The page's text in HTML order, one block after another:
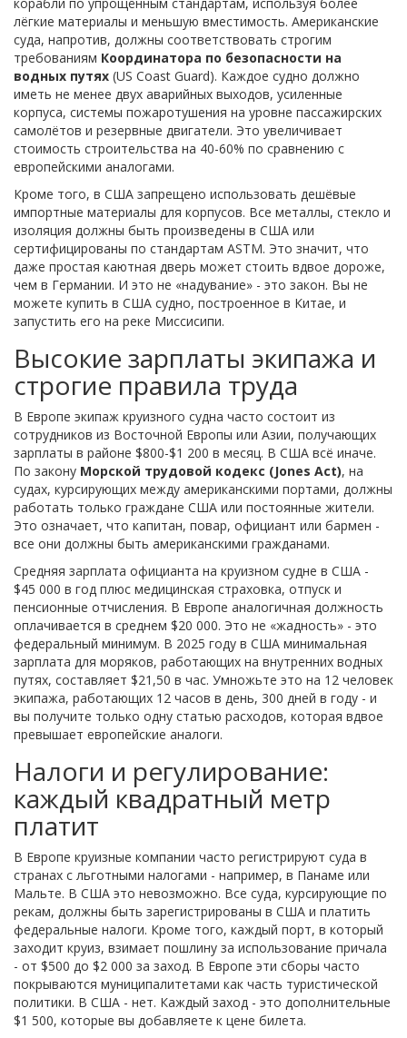
корабли по упрощённым стандартам, используя более
лёгкие материалы и меньшую вместимость. Американские
суда, напротив, должны соответствовать строгим
требованиям Координатора по безопасности на
водных путях (US Coast Guard). Каждое судно должно
иметь не менее двух аварийных выходов, усиленные
корпуса, системы пожаротушения на уровне пассажирских
самолётов и резервные двигатели. Это увеличивает
стоимость строительства на 40-60% по сравнению с
европейскими аналогами.
Кроме того, в США запрещено использовать дешёвые
импортные материалы для корпусов. Все металлы, стекло и
изоляция должны быть произведены в США или
сертифицированы по стандартам ASTM. Это значит, что
даже простая каютная дверь может стоить вдвое дороже,
чем в Германии. И это не «надувание» - это закон. Вы не
можете купить в США судно, построенное в Китае, и
запустить его на реке Миссисипи.
Высокие зарплаты экипажа и
строгие правила труда
В Европе экипаж круизного судна часто состоит из
сотрудников из Восточной Европы или Азии, получающих
зарплаты в районе $800-$1 200 в месяц. В США всё иначе.
По закону Морской трудовой кодекс (Jones Act), на
судах, курсирующих между американскими портами, должны
работать только граждане США или постоянные жители.
Это означает, что капитан, повар, официант или бармен -
все они должны быть американскими гражданами.
Средняя зарплата официанта на круизном судне в США -
$45 000 в год плюс медицинская страховка, отпуск и
пенсионные отчисления. В Европе аналогичная должность
оплачивается в среднем $20 000. Это не «жадность» - это
федеральный минимум. В 2025 году в США минимальная
зарплата для моряков, работающих на внутренних водных
путях, составляет $21,50 в час. Умножьте это на 12 человек
экипажа, работающих 12 часов в день, 300 дней в году - и
вы получите только одну статью расходов, которая вдвое
превышает европейские аналоги.
Налоги и регулирование:
каждый квадратный метр
платит
В Европе круизные компании часто регистрируют суда в
странах с льготными налогами - например, в Панаме или
Мальте. В США это невозможно. Все суда, курсирующие по
рекам, должны быть зарегистрированы в США и платить
федеральные налоги. Кроме того, каждый порт, в который
заходит круиз, взимает пошлину за использование причала
- от $500 до $2 000 за заход. В Европе эти сборы часто
покрываются муниципалитетами как часть туристической
политики. В США - нет. Каждый заход - это дополнительные
$1 500, которые вы добавляете к цене билета.